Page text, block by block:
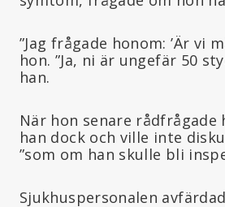
”Jag frågade honom: ’Är vi
hon. ”Ja, ni är ungefär 50
han.
När hon senare rådfrågade
han dock och ville inte
”som om han skulle bli
Sjukhuspersonalen